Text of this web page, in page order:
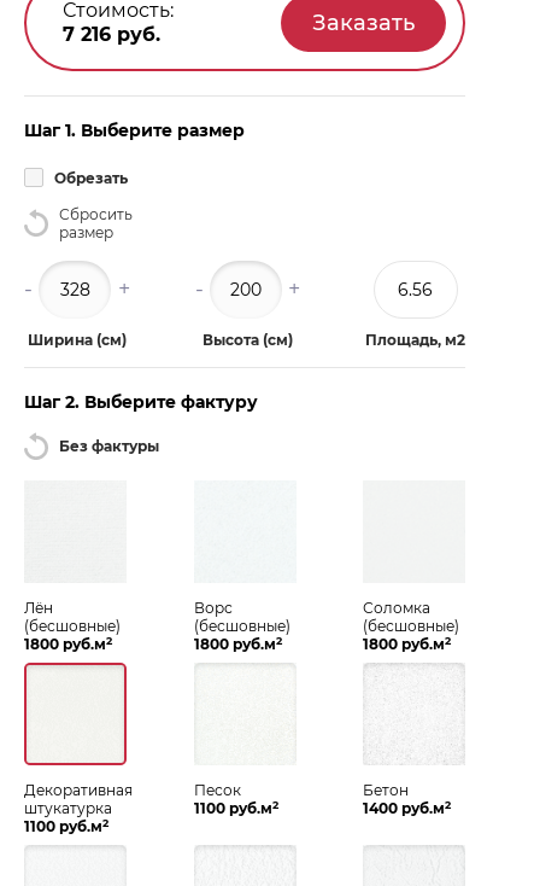
Стоимость:
7 216 руб.
Шаг 1. Выберите размер
Обрезать
Сбросить
размер
- +
Ширина (см)
- +
Высота (см) Площадь, м2
Шаг 2. Выберите фактуру
Без фактуры
Лён
(бесшовные)
1800 руб.м2
Ворс
(бесшовные)
1800 руб.м2
Соломка
(бесшовные)
1800 руб.м2
Декоративная
штукатурка
1100 руб.м2
Песок
1100 руб.м2
Бетон
1400 руб.м2